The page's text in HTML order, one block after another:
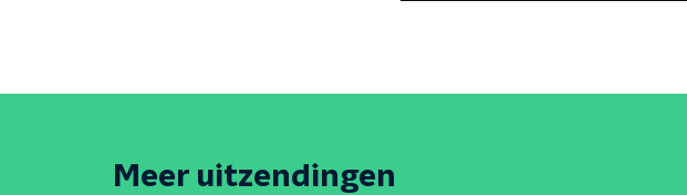
Meer uitzendingen